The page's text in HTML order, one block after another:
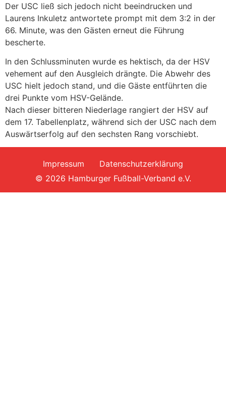
Der USC ließ sich jedoch nicht beeindrucken und
Laurens Inkuletz antwortete prompt mit dem 3:2 in der
66. Minute, was den Gästen erneut die Führung
bescherte.
In den Schlussminuten wurde es hektisch, da der HSV
vehement auf den Ausgleich drängte. Die Abwehr des
USC hielt jedoch stand, und die Gäste entführten die
drei Punkte vom HSV-Gelände.
Nach dieser bitteren Niederlage rangiert der HSV auf
dem 17. Tabellenplatz, während sich der USC nach dem
Auswärtserfolg auf den sechsten Rang vorschiebt.
Impressum
Datenschutzerklärung
© 2026 Hamburger Fußball-Verband e.V.